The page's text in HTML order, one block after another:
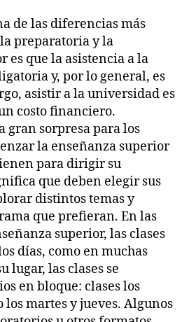
de las diferencias más
preparatoria y la
es que la asistencia a la
y, por lo general, es
asistir a la universidad es
costo financiero.
gran sorpresa para los
la enseñanza superior
para dirigir su
que deben elegir sus
distintos temas y
que prefieran. En las
superior, las clases
días, como en muchas
lugar, las clases se
en bloque: clases los
los martes y jueves. Algunos